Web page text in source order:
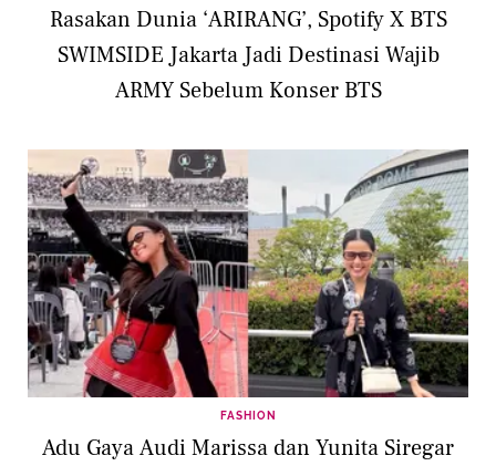
Rasakan Dunia ‘ARIRANG’, Spotify X BTS
SWIMSIDE Jakarta Jadi Destinasi Wajib
ARMY Sebelum Konser BTS
FASHION
Adu Gaya Audi Marissa dan Yunita Siregar